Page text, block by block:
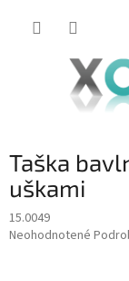
Taška
uškami
15.0049
Priemerné
Neohodnotené